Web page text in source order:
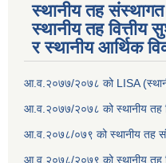
स्थानीय तह
स्थानीय तह
र स्थानीय आर्थिक
आ.व.२०७७/२०७८ को LISA
आ.व.२०७७/२०७८ को स्थानीय तह
आ.व.२०७८/०७९ को स्थानीय तह
आ.व.२०७८/२०७९ को स्थानीय तह